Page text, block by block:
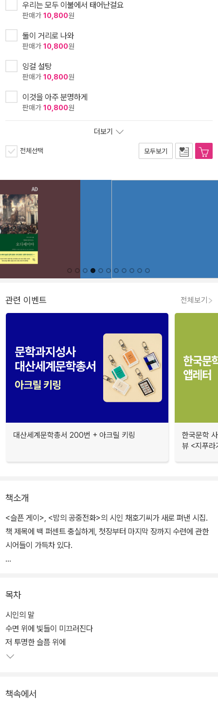
우리는 모두 이불에서 태어난걸요
판매가 10,800원
둘이 거리로 나와
판매가 10,800원
잉걸 설탕
판매가 10,800원
이것을 아주 분명하게
판매가 10,800원
더보기
전체선택 모두보기
관련 이벤트 전체보기
대산세계문학총서 200번 + 아크릴 키링
한국문학
뷰 <지푸라
책소개
<슬픈 게이>, <밤의 공중전화>의 시인 채호기씨가 새로 펴낸 시집.
책 제목에 백 퍼센트 충실하게, 첫장부터 마지막 장까지 수련에 관한
시어들이 가득차 있다.
라도 손에 잡힐듯 아름다운 자태를 드러내지만, 희부연한 안개처럼
피어난 연꽃은 결코 쉽게 닿을 수 있는 물상이 아니다.
수련을 소유하기 위해 '글자의 무덤을 파헤쳐야 한다'는 시인의 말처
럼 수많은 기표와 단서들이 제공되지만, 깊은 물 속에 담겨 있는 시의
생하다.
목차
시인의 말
수면 위에 빛들이 미끄러진다
저 투명한 슬픔 위에
책속에서